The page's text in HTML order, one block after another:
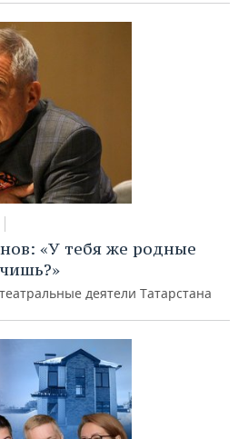
«У тебя же родные
деятели Татарстана